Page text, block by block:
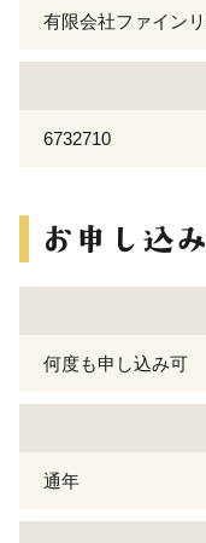
有限会社ファイン
6732710
何度も申し込み可
通年